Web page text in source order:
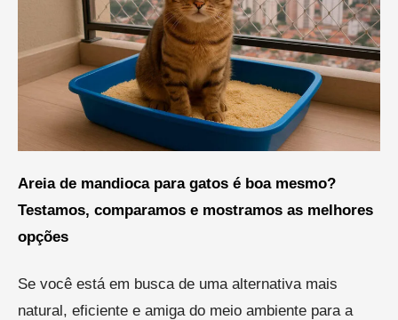
Areia de mandioca para gatos é boa mesmo?
Testamos, comparamos e mostramos as melhores
opções
Se você está em busca de uma alternativa mais
natural, eficiente e amiga do meio ambiente para a